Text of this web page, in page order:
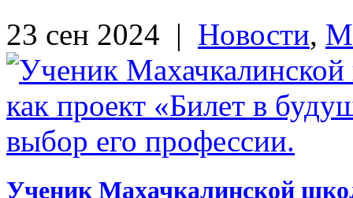
23 сен 2024 | Новости,
Ученик Махачкалинской